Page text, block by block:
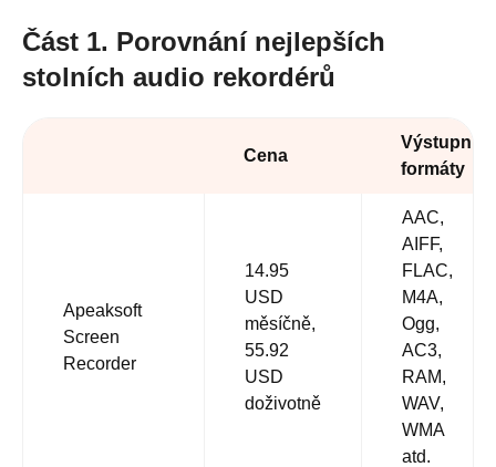
Část 1. Porovnání nejlepších
stolních audio rekordérů
Cena
Výstupní
formáty
Apeaksoft
Screen
Recorder
14.95
USD
měsíčně,
55.92
USD
doživotně
AAC,
AIFF,
FLAC,
M4A,
Ogg,
AC3,
RAM,
WAV,
WMA
atd.